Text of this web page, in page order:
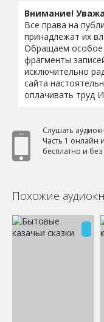
Внимание!
Все права на
принадлежат их
Обращаем особое
фрагменты
исключительно
сайта
оплачивать труд
Слушать
Часть 1 онлайн
бесплатно и
Похожие